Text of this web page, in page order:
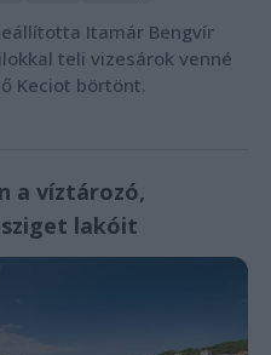
Itamár Bengvír
teli vizesárok venné
Keciot börtönt.
a víztározó,
lakóit